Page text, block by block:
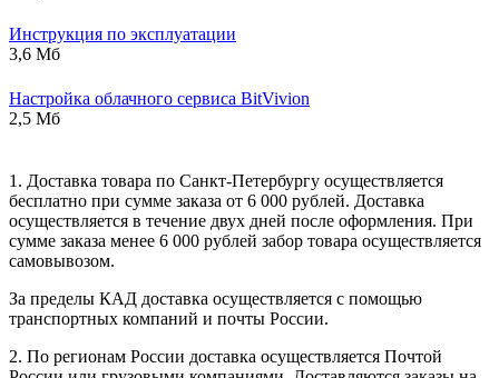
Инструкция по эксплуатации
3,6 Мб
Настройка облачного сервиса BitVivion
2,5 Мб
1. Доставка товара по Санкт-Петербургу осуществляется
бесплатно при сумме заказа от 6 000 рублей. Доставка
осуществляется в течение двух дней после оформления. При
сумме заказа менее 6 000 рублей забор товара осуществляется
самовывозом.
За пределы КАД доставка осуществляется с помощью
транспортных компаний и почты России.
2. По регионам России доставка осуществляется Почтой